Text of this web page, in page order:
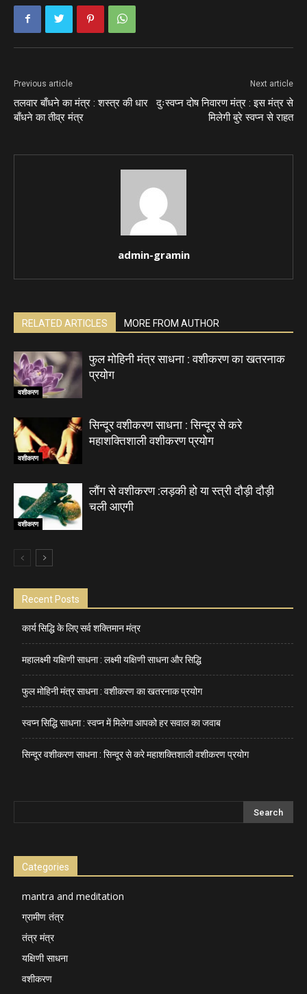
Previous article
तलवार बाँधने का मंत्र : शस्त्र की धार
बाँधने का तीव्र मंत्र
Next article
दुःस्वप्न दोष निवारण मंत्र : इस मंत्र से
मिलेगी बुरे स्वप्न से राहत
admin-gramin
RELATED ARTICLES MORE FROM AUTHOR
वशीकरण
फुल मोहिनी मंत्र साधना : वशीकरण का खतरनाक
प्रयोग
वशीकरण
सिन्दूर वशीकरण साधना : सिन्दूर से करे
महाशक्तिशाली वशीकरण प्रयोग
वशीकरण
लौंग से वशीकरण :लड़की हो या स्त्री दौड़ी दौड़ी
चली आएगी
Recent Posts
कार्य सिद्धि के लिए सर्व शक्तिमान मंत्र
महालक्ष्मी यक्षिणी साधना : लक्ष्मी यक्षिणी साधना और सिद्धि
फुल मोहिनी मंत्र साधना : वशीकरण का खतरनाक प्रयोग
स्वप्न सिद्धि साधना : स्वप्न में मिलेगा आपको हर सवाल का जवाब
सिन्दूर वशीकरण साधना : सिन्दूर से करे महाशक्तिशाली वशीकरण प्रयोग
Categories
mantra and meditation
ग्रामीण तंत्र
तंत्र मंत्र
यक्षिणी साधना
वशीकरण